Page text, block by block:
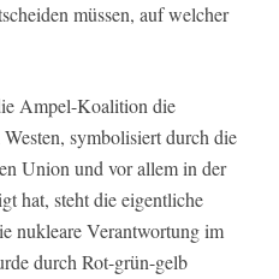
müssen, auf welcher
Ampel-Koalition die
symbolisiert durch die
Union und vor allem in der
hat, steht die eigentliche
nukleare Verantwortung im
durch Rot-grün-gelb